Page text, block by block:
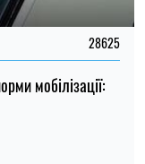
28625
мобілізації: